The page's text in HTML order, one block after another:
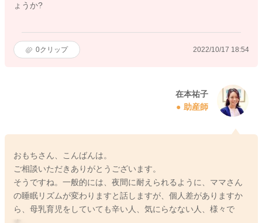
ょうか?
0クリップ 2022/10/17 18:54
在本祐子
助産師
おもちさん、こんばんは。
ご相談いただきありがとうございます。
そうですね。一般的には、夜間に耐えられるように、ママさん
の睡眠リズムが変わりますと話しますが、個人差がありますか
ら、母乳育児をしていても辛い人、気にらなない人、様々で